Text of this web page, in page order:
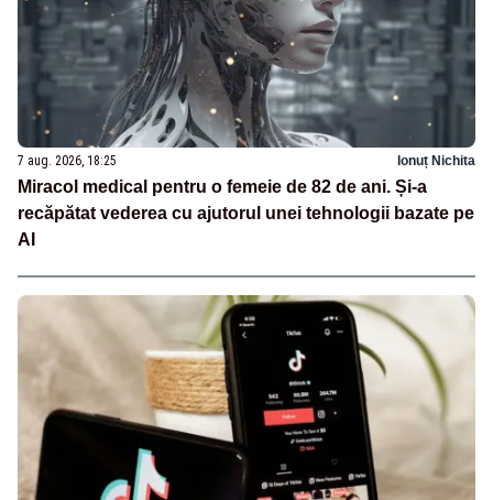
7 aug. 2026, 18:25 Ionuț Nichita
Miracol medical pentru o femeie de 82 de ani. Și-a
recăpătat vederea cu ajutorul unei tehnologii bazate pe
AI